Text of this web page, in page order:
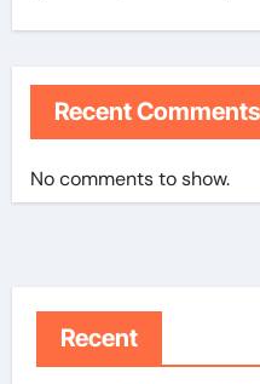
Recent Comments
No comments to show.
Recent